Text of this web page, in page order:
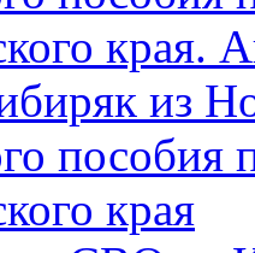
края.
из
пособия
края